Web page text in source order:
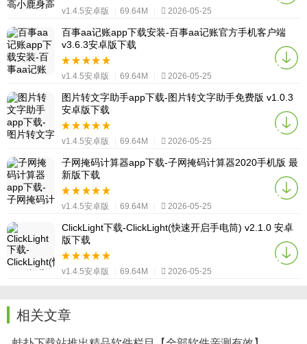
v1.4.5安卓版 69.64M 2026-05-25
百事aa记账app下载安装-百事aa记账官方手机客户端
v3.6.3安卓版下载
v1.4.5安卓版 69.64M 2026-05-25
图片转文字助手app下载-图片转文字助手免费版 v1.0.3
安卓版下载
v1.4.5安卓版 69.64M 2026-05-25
子网掩码计算器app下载-子网掩码计算器2020手机版 最
新版下载
v1.4.5安卓版 69.64M 2026-05-25
ClickLight下载-ClickLight(快速开启手电筒) v2.1.0 安卓
版下载
v1.4.5安卓版 69.64M 2026-05-25
相关文章